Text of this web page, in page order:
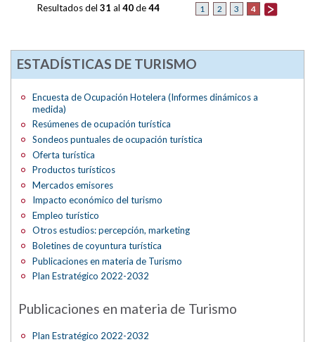
1 2 3 4
Resultados del31 al40de44
ESTADÍSTICAS DE TURISMO
Encuesta de Ocupación Hotelera (Informes dinámicos a
medida)
Resúmenes de ocupación turística
Sondeos puntuales de ocupación turística
Oferta turística
Productos turísticos
Mercados emisores
Impacto económico del turismo
Empleo turístico
Otros estudios: percepción, marketing
Boletines de coyuntura turística
Publicaciones en materia de Turismo
Plan Estratégico 2022-2032
Publicaciones en materia de Turismo
Plan Estratégico 2022-2032